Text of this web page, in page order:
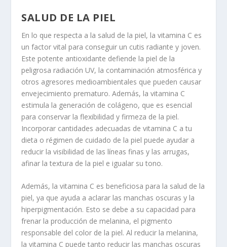
SALUD DE LA PIEL
En lo que respecta a la salud de la piel, la vitamina C es
un factor vital para conseguir un cutis radiante y joven.
Este potente antioxidante defiende la piel de la
peligrosa radiación UV, la contaminación atmosférica y
otros agresores medioambientales que pueden causar
envejecimiento prematuro. Además, la vitamina C
estimula la generación de colágeno, que es esencial
para conservar la flexibilidad y firmeza de la piel.
Incorporar cantidades adecuadas de vitamina C a tu
dieta o régimen de cuidado de la piel puede ayudar a
reducir la visibilidad de las líneas finas y las arrugas,
afinar la textura de la piel e igualar su tono.
Además, la vitamina C es beneficiosa para la salud de la
piel, ya que ayuda a aclarar las manchas oscuras y la
hiperpigmentación. Esto se debe a su capacidad para
frenar la producción de melanina, el pigmento
responsable del color de la piel. Al reducir la melanina,
la vitamina C puede tanto reducir las manchas oscuras